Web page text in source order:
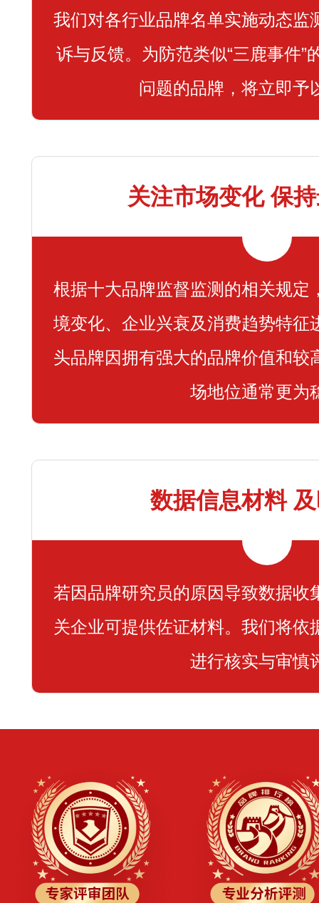
我们对各行业品牌名单实施动态监
诉与反馈。为防范类似“三鹿事件”
问题的品牌，将立即予
关注市场变化 保
根据十大品牌监督监测的相关规定
境变化、企业兴衰及消费趋势特征
头品牌因拥有强大的品牌价值和较
场地位通常更为
数据信息材料
若因品牌研究员的原因导致数据收
关企业可提供佐证材料。我们将依
进行核实与审慎